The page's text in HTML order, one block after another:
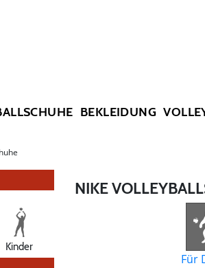
BEKLEIDUNG
Kinder
NIKE
Für